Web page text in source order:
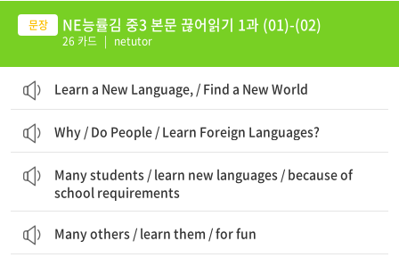
NE능률김 중3 본문 끊어읽기 1과 (01)-(02)
26 카드 | netutor
Learn a New Language, / Find a New World
Why / Do People / Learn Foreign Languages?
Many students / learn new languages / because of
school requirements
Many others / learn them / for fun